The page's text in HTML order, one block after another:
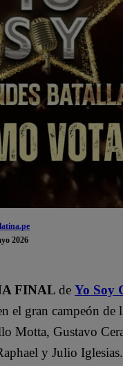
2026
FINAL de Yo Soy
el gran campeón
Motta, Gustavo
y Julio Iglesias.